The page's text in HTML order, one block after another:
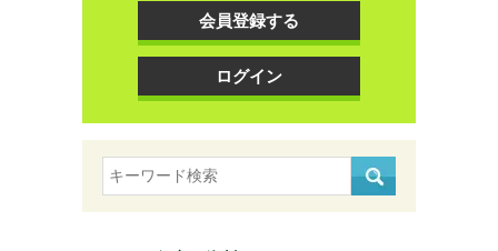
会員登録する
ログイン